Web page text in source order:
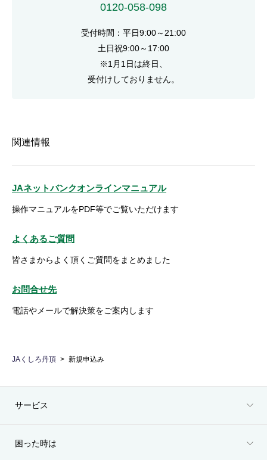
0120-058-098
受付時間：平日9:00～21:00
土日祝9:00～17:00
※1月1日は終日、
受付けしておりません。
関連情報
JAネットバンクオンラインマニュアル
操作マニュアルをPDF等でご覧いただけます
よくあるご質問
皆さまからよく頂くご質問をまとめました
お問合せ先
電話やメールで解決策をご案内します
JAくしろ丹頂 新規申込み
サービス
困った時は